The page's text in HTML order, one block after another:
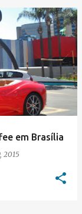
em Brasília
2015